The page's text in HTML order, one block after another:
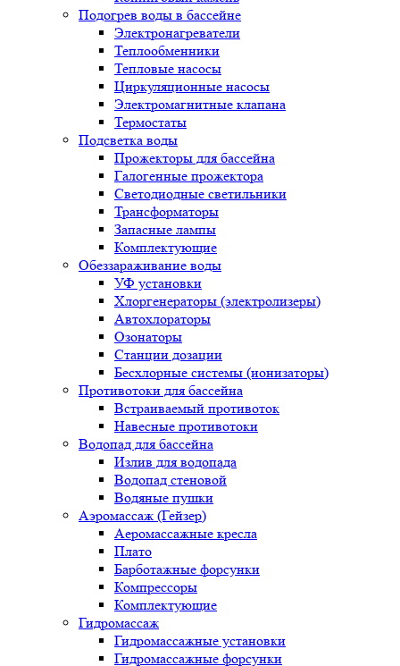
Подогрев воды в бассейне
Электронагреватели
Теплообменники
Тепловые насосы
Циркуляционные насосы
Электромагнитные клапана
Термостаты
Подсветка воды
Прожекторы для бассейна
Галогенные прожектора
Светодиодные светильники
Трансформаторы
Запасные лампы
Комплектующие
Обеззараживание воды
УФ установки
Хлоргенераторы (электролизеры)
Автохлораторы
Озонаторы
Станции дозации
Бесхлорные системы (ионизаторы)
Противотоки для бассейна
Встраиваемый противоток
Навесные противотоки
Водопад для бассейна
Излив для водопада
Водопад стеновой
Водяные пушки
Аэромассаж (Гейзер)
Аеромассажные кресла
Плато
Барботажные форсунки
Компрессоры
Комплектующие
Гидромассаж
Гидромассажные установки
Гидромассажные форсунки